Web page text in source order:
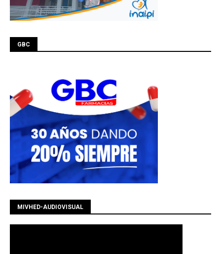
GBC
MIVHED-AUDIOVISUAL